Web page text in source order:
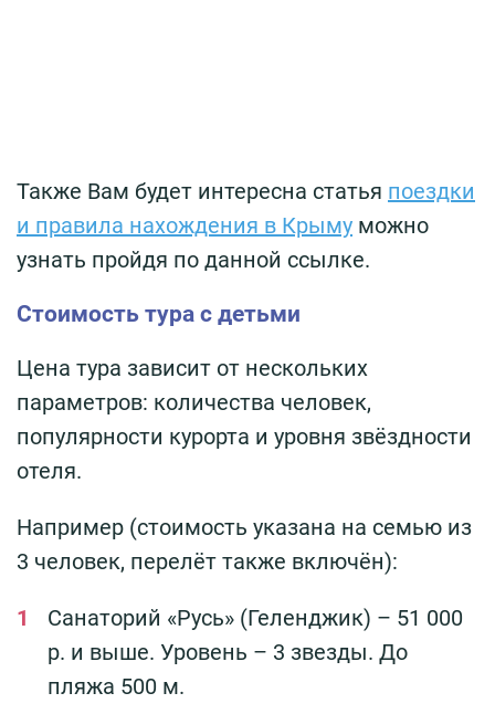
Также Вам будет интересна статья поездки
и правила нахождения в Крыму можно
узнать пройдя по данной ссылке.
Стоимость тура с детьми
Цена тура зависит от нескольких
параметров: количества человек,
популярности курорта и уровня звёздности
отеля.
Например (стоимость указана на семью из
3 человек, перелёт также включён):
Санаторий «Русь» (Геленджик) – 51 000
р. и выше. Уровень – 3 звезды. До
пляжа 500 м.